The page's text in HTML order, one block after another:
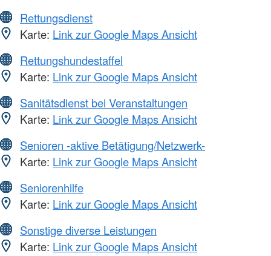
Rettungsdienst
Karte: Link zur Google Maps Ansicht
Rettungshundestaffel
Karte: Link zur Google Maps Ansicht
Sanitätsdienst bei Veranstaltungen
Karte: Link zur Google Maps Ansicht
Senioren -aktive Betätigung/Netzwerk-
Karte: Link zur Google Maps Ansicht
Seniorenhilfe
Karte: Link zur Google Maps Ansicht
Sonstige diverse Leistungen
Karte: Link zur Google Maps Ansicht